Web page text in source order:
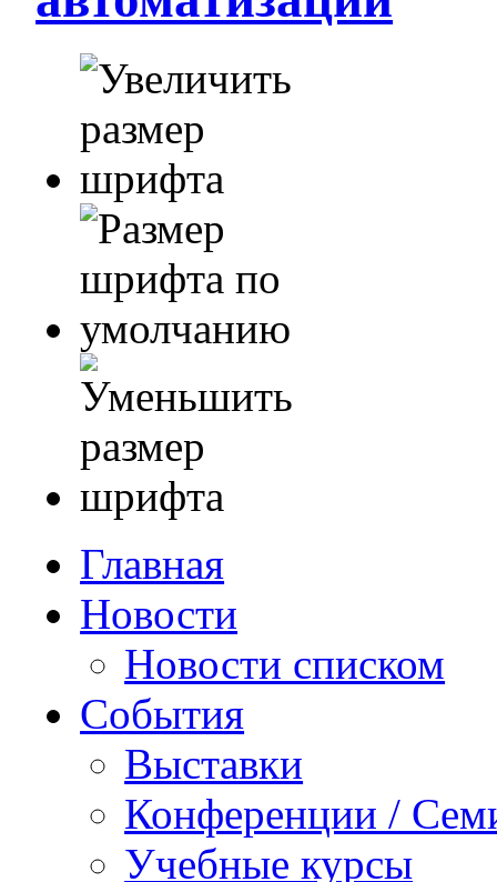
Главная
Новости
Новости списком
События
Выставки
Конференции /
Учебные курсы